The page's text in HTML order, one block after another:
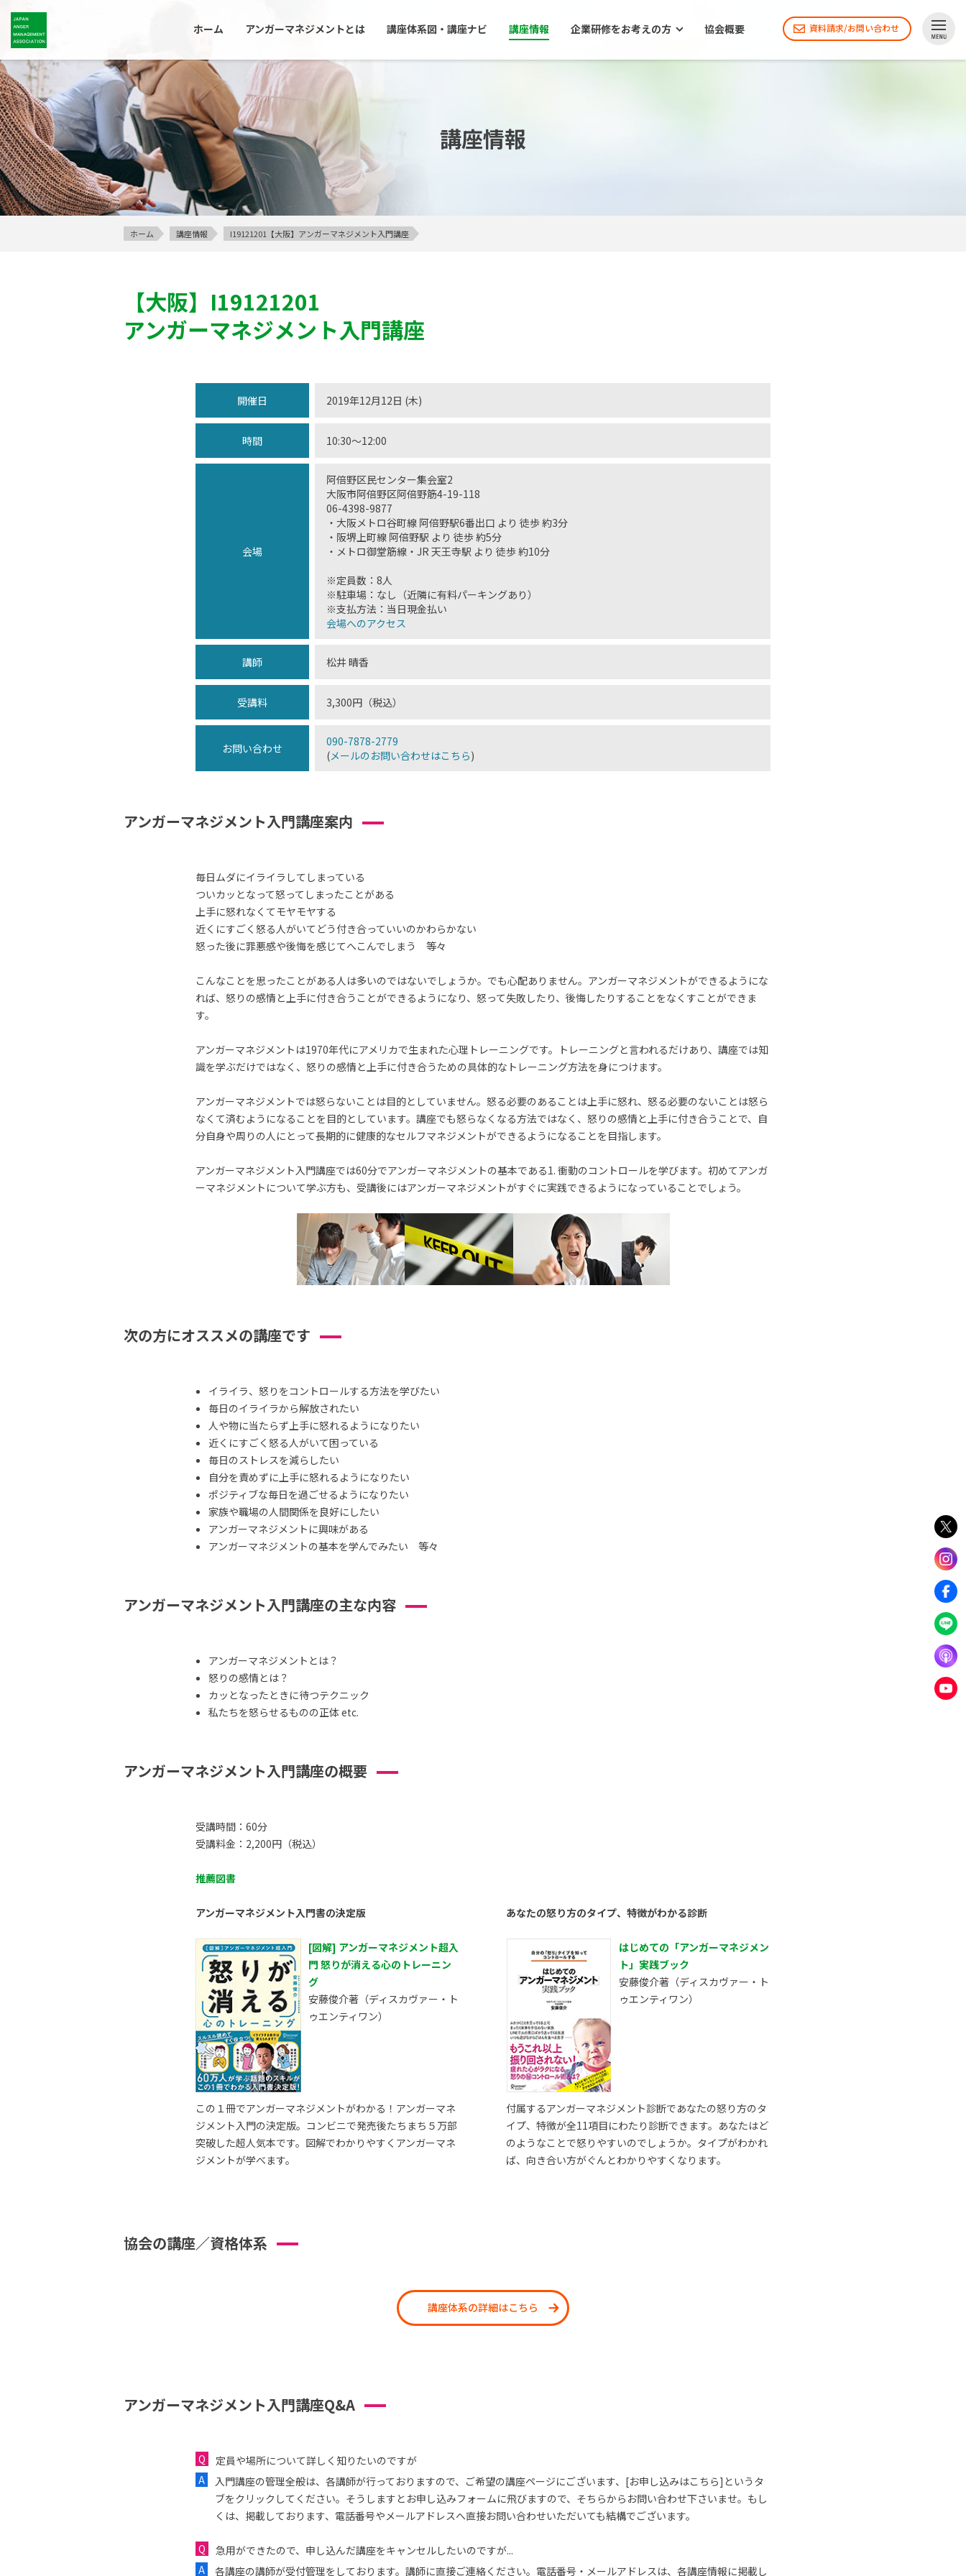
ホーム アンガーマネジメントとは 講座体系図・講座ナビ 講座情報 企業研修をお考えの方 協会概要 資料請求/お問い合わせ
講座情報
ホーム 講座情報 I19121201【大阪】アンガーマネジメント入門講座
【大阪】 I19121201
アンガーマネジメント入門講座
開催日 2019年12月12日 (木)
時間 10:30〜12:00
会場
阿倍野区民センター集会室2
大阪市阿倍野区阿倍野筋4-19-118
06-4398-9877
・大阪メトロ谷町線 阿倍野駅6番出口 より 徒歩 約3分
・阪堺上町線 阿倍野駅 より 徒歩 約5分
・メトロ御堂筋線・JR 天王寺駅 より 徒歩 約10分
※定員数：8人
※駐車場：なし（近隣に有料パーキングあり）
※支払方法：当日現金払い
会場へのアクセス
講師 松井 晴香
受講料 3,300円（税込）
お問い合わせ
090-7878-2779
(メールのお問い合わせはこちら)
アンガーマネジメント入門講座案内
毎日ムダにイライラしてしまっている
ついカッとなって怒ってしまったことがある
上手に怒れなくてモヤモヤする
近くにすごく怒る人がいてどう付き合っていいのかわらかない
怒った後に罪悪感や後悔を感じてへこんでしまう 等々
こんなことを思ったことがある人は多いのではないでしょうか。でも心配ありません。アンガーマネジメントができるようにな
れば、怒りの感情と上手に付き合うことができるようになり、怒って失敗したり、後悔したりすることをなくすことができま
す。
アンガーマネジメントは1970年代にアメリカで生まれた心理トレーニングです。トレーニングと言われるだけあり、講座では知
識を学ぶだけではなく、怒りの感情と上手に付き合うための具体的なトレーニング方法を身につけます。
アンガーマネジメントでは怒らないことは目的としていません。怒る必要のあることは上手に怒れ、怒る必要のないことは怒ら
なくて済むようになることを目的としています。講座でも怒らなくなる方法ではなく、怒りの感情と上手に付き合うことで、自
分自身や周りの人にとって長期的に健康的なセルフマネジメントができるようになることを目指します。
アンガーマネジメント入門講座では60分でアンガーマネジメントの基本である1. 衝動のコントロールを学びます。初めてアンガ
ーマネジメントについて学ぶ方も、受講後にはアンガーマネジメントがすぐに実践できるようになっていることでしょう。
次の方にオススメの講座です
イライラ、怒りをコントロールする方法を学びたい
毎日のイライラから解放されたい
人や物に当たらず上手に怒れるようになりたい
近くにすごく怒る人がいて困っている
毎日のストレスを減らしたい
自分を責めずに上手に怒れるようになりたい
ポジティブな毎日を過ごせるようになりたい
家族や職場の人間関係を良好にしたい
アンガーマネジメントに興味がある
アンガーマネジメントの基本を学んでみたい 等々
アンガーマネジメント入門講座の主な内容
アンガーマネジメントとは？
怒りの感情とは？
カッとなったときに待つテクニック
私たちを怒らせるものの正体 etc.
アンガーマネジメント入門講座の概要
受講時間：60分
受講料金：2,200円（税込）
推薦図書
アンガーマネジメント入門書の決定版
[図解] アンガーマネジメント超入
門 怒りが消える心のトレーニン
グ
安藤俊介著（ディスカヴァー・ト
ゥエンティワン）
この１冊でアンガーマネジメントがわかる！アンガーマネ
ジメント入門の決定版。コンビニで発売後たちまち５万部
突破した超人気本です。図解でわかりやすくアンガーマネ
ジメントが学べます。
あなたの怒り方のタイプ、特徴がわかる診断
はじめての「アンガーマネジメン
ト」実践ブック
安藤俊介著（ディスカヴァー・ト
ゥエンティワン）
付属するアンガーマネジメント診断であなたの怒り方のタ
イプ、特徴が全11項目にわたり診断できます。あなたはど
のようなことで怒りやすいのでしょうか。タイプがわかれ
ば、向き合い方がぐんとわかりやすくなります。
協会の講座／資格体系
講座体系の詳細はこちら
アンガーマネジメント入門講座Q&A
定員や場所について詳しく知りたいのですが
入門講座の管理全般は、各講師が行っておりますので、ご希望の講座ページにございます、[お申し込みはこちら]というタ
ブをクリックしてください。そうしますとお申し込みフォームに飛びますので、そちらからお問い合わせ下さいませ。もし
くは、掲載しております、電話番号やメールアドレスへ直接お問い合わせいただいても結構でございます。
急用ができたので、申し込んだ講座をキャンセルしたいのですが...
各講座の講師が受付管理をしております。講師に直接ご連絡ください。電話番号・メールアドレスは、各講座情報に掲載し